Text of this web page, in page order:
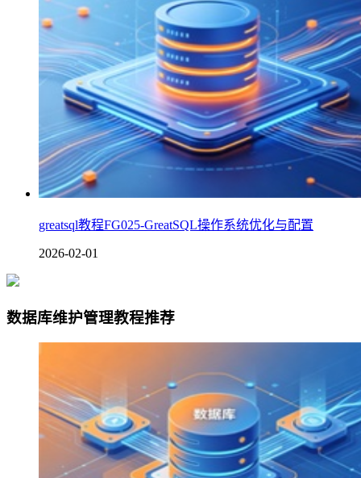
greatsql教程FG025-GreatSQL操作系统优化与配置
2026-02-01
数据库维护管理教程推荐